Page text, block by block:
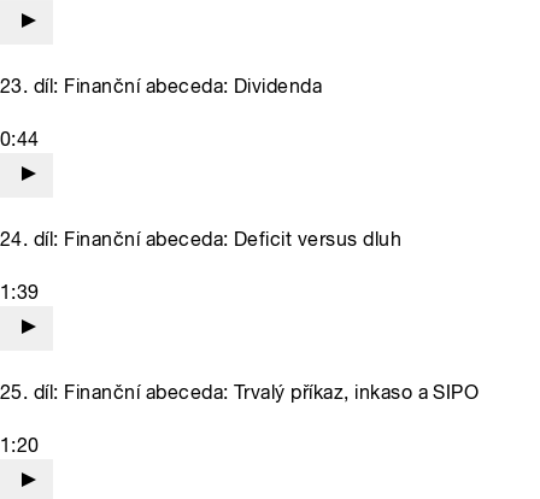
23. díl: Finanční abeceda: Dividenda
0:44
24. díl: Finanční abeceda: Deficit versus dluh
1:39
25. díl: Finanční abeceda: Trvalý příkaz, inkaso a SIPO
1:20